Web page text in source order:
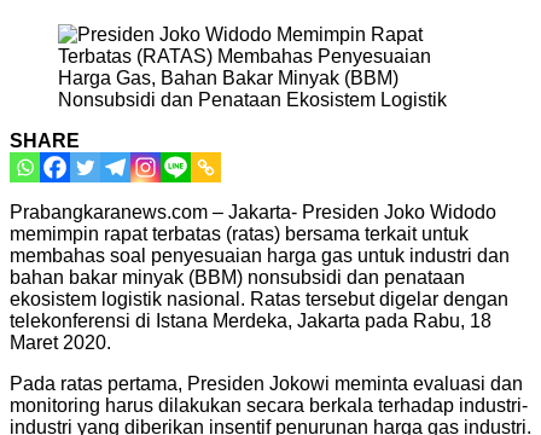
SHARE
Prabangkaranews.com – Jakarta- Presiden Joko Widodo
memimpin rapat terbatas (ratas) bersama terkait untuk
membahas soal penyesuaian harga gas untuk industri dan
bahan bakar minyak (BBM) nonsubsidi dan penataan
ekosistem logistik nasional. Ratas tersebut digelar dengan
telekonferensi di Istana Merdeka, Jakarta pada Rabu, 18
Maret 2020.
Pada ratas pertama, Presiden Jokowi meminta evaluasi dan
monitoring harus dilakukan secara berkala terhadap industri-
industri yang diberikan insentif penurunan harga gas industri.